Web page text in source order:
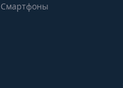
Смартфоны